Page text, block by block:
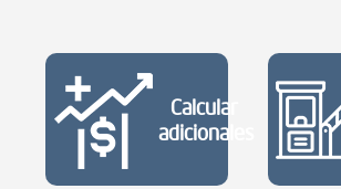
Calcular
adicionales